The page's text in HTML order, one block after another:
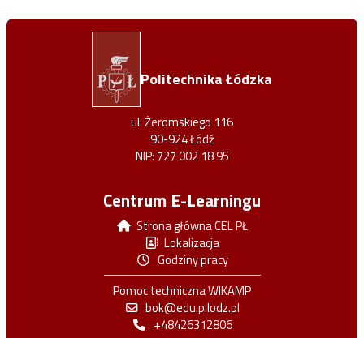
Politechnika Łódzka
ul. Żeromskiego 116
90-924 Łódź
NIP: 727 002 18 95
Centrum E-Learningu
Strona główna CEL PŁ
Lokalizacja
Godziny pracy
Pomoc techniczna WIKAMP
bok@edu.p.lodz.pl
+48426312806